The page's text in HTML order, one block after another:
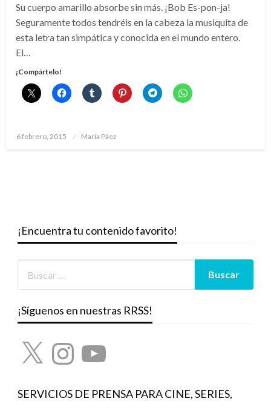
Su cuerpo amarillo absorbe sin más. ¡Bob Es-pon-ja!
Seguramente todos tendréis en la cabeza la musiquita de
esta letra tan simpática y conocida en el mundo entero.
El…
¡Compártelo!
Publicado
6 febrero, 2015 María Páez
¡Encuentra tu contenido favorito!
¡Síguenos en nuestras RRSS!
X InstagramYouTube
SERVICIOS DE PRENSA PARA CINE, SERIES,